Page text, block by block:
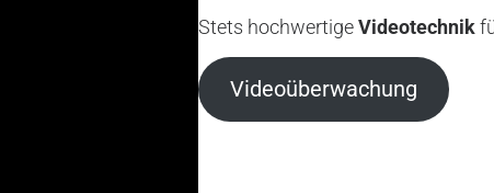
Stets hochwertigeVideotechnik
Videoüberwachung